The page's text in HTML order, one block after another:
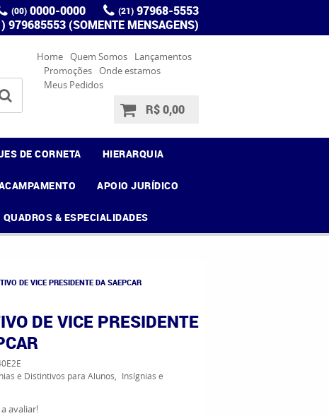
(00) 0000-0000 (21) 97968-5553
979685553 (SOMENTE MENSAGENS)
Home Quem Somos
Lançamentos
Promoções Onde estamos
Meus Pedidos
R$ 0,00
DE CORNETA HIERARQUIA
APOIO JURÍDICO
QUADROS & ESPECIALIDADES
DE VICE PRESIDENTE DA SAEPCAR
DE VICE PRESIDENTE
e Distintivos para Alunos
Insígnias e
avaliar!